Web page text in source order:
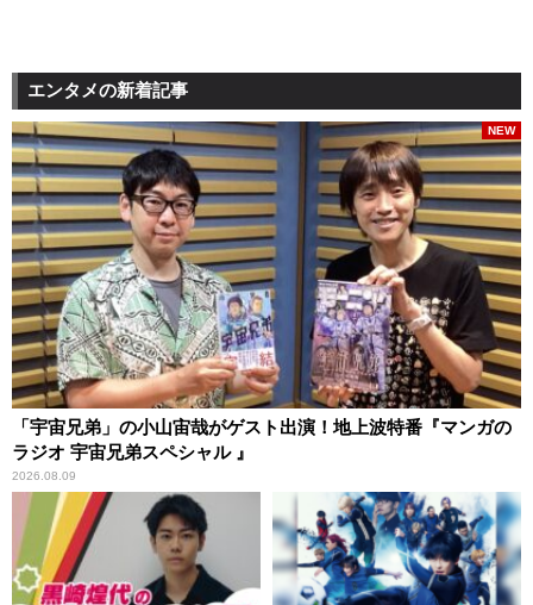
エンタメの新着記事
「宇宙兄弟」の小山宙哉がゲスト出演！地上波特番『マンガの
ラジオ 宇宙兄弟スペシャル 』
2026.08.09
NEW